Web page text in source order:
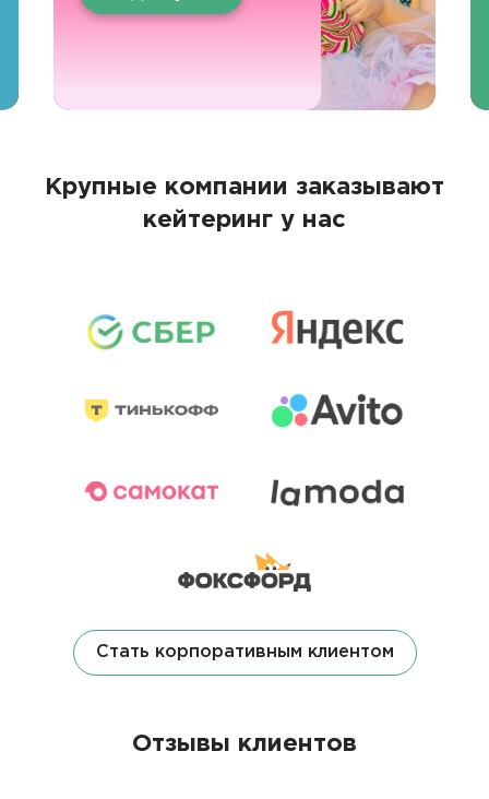
Крупные компании заказывают
кейтеринг у нас
Стать корпоративным клиентом
Отзывы клиентов